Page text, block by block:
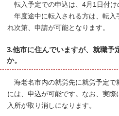
転入予定での申込は、4月1日付け
年度途中に転入される方は、転入
れ次第、申請が可能となります。
3.他市に住んでいますが、就職予
か。
海老名市内の就労先に就労予定で
には、申込が可能です。なお、実際
入所が取り消しになります。